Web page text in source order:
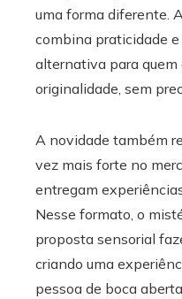
uma forma diferente.
combina praticidade
alternativa para quem
originalidade, sem
A novidade também
vez mais forte no
entregam
Nesse formato, o
proposta sensorial
criando uma
pessoa de boca